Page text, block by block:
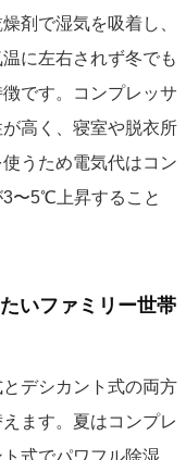
剤で湿気を吸着し、
に左右されず冬でも
です。コンプレッサ
高く、寝室や脱衣所
うため電気代はコン
〜5℃上昇すること
いファミリー世帯
デシカント式の両方
ます。夏はコンプレ